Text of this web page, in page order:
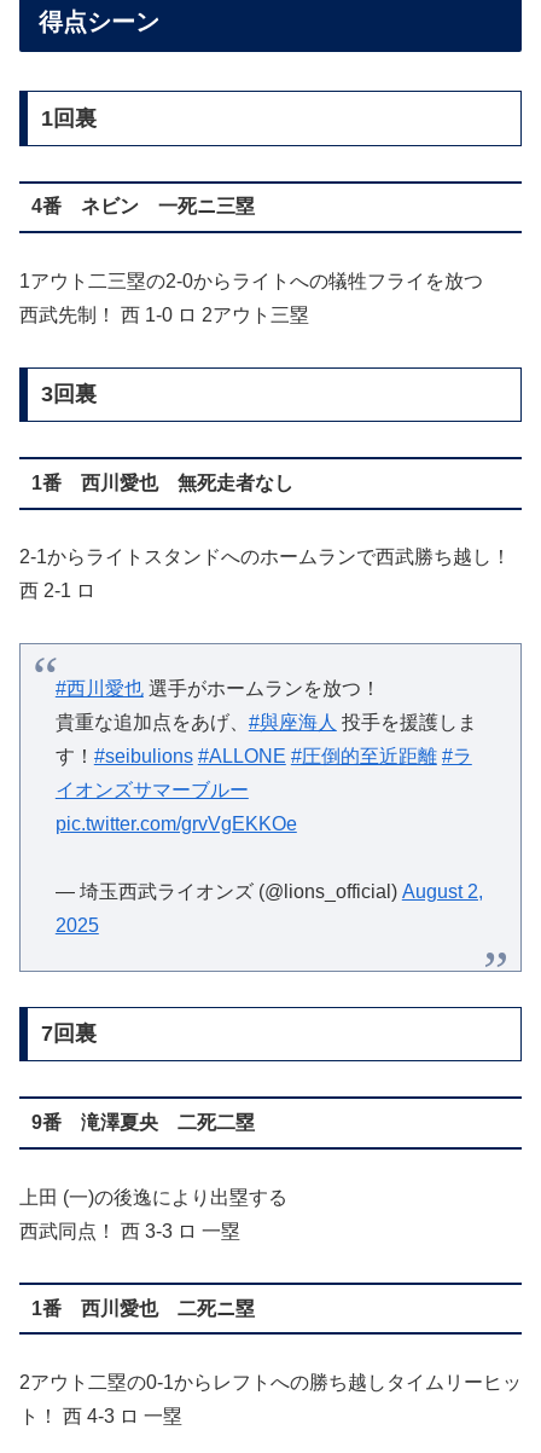
得点シーン
1回裏
4番 ネビン 一死ニ三塁
1アウト二三塁の2-0からライトへの犠牲フライを放つ
西武先制！ 西 1-0 ロ 2アウト三塁
3回裏
1番 西川愛也 無死走者なし
2-1からライトスタンドへのホームランで西武勝ち越し！
西 2-1 ロ
#西川愛也選手がホームランを放つ！
貴重な追加点をあげ、 #與座海人 投手を援護しま
す！ #seibulions #ALLONE #圧倒的至近距離 #ラ
イオンズサマーブルー
pic.twitter.com/grvVgEKKOe
— 埼玉西武ライオンズ (@lions_official) August 2,
2025
7回裏
9番 滝澤夏央 二死二塁
上田 (一)の後逸により出塁する
西武同点！ 西 3-3 ロ 一塁
1番 西川愛也 二死ニ塁
2アウト二塁の0-1からレフトへの勝ち越しタイムリーヒッ
ト！ 西 4-3 ロ 一塁